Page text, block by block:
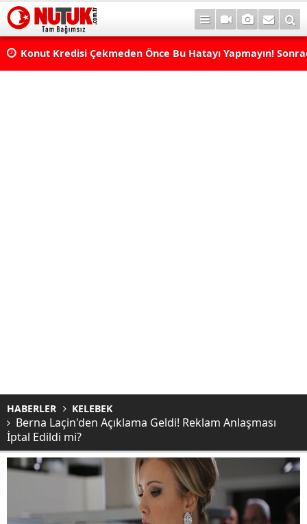
Konut Kredisi Çekmeden Önce Bu Hatayı Yapmayın!
HABERLER KELEBEK
Berna Laçin'den Açıklama Geldi! Reklam Anlaşması
İptal Edildi mi?